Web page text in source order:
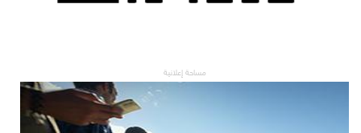
مساحة إعلانية